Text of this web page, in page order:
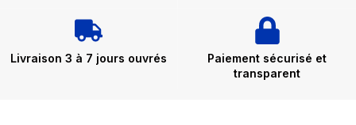
Livraison 3 à 7 jours ouvrés
Paiement sécurisé et
transparent